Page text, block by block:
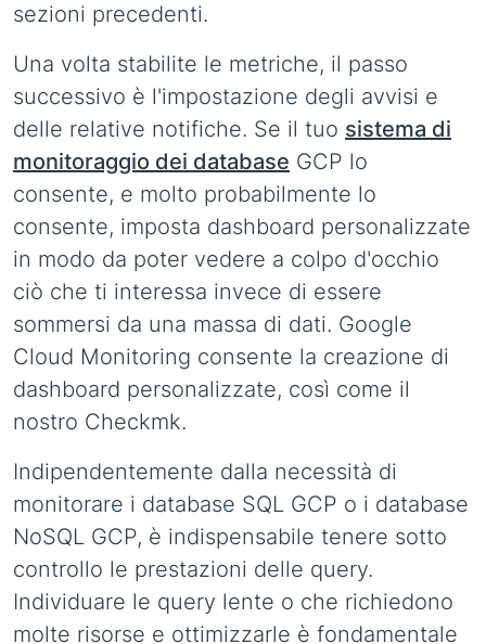
sezioni precedenti.
Una volta stabilite le metriche, il passo
successivo è l'impostazione degli avvisi e
delle relative notifiche. Se il tuo sistema di
monitoraggio dei database GCP lo
consente, e molto probabilmente lo
consente, imposta dashboard personalizzate
in modo da poter vedere a colpo d'occhio
ciò che ti interessa invece di essere
sommersi da una massa di dati. Google
Cloud Monitoring consente la creazione di
dashboard personalizzate, così come il
nostro Checkmk.
Indipendentemente dalla necessità di
monitorare i database SQL GCP o i database
NoSQL GCP, è indispensabile tenere sotto
controllo le prestazioni delle query.
Individuare le query lente o che richiedono
molte risorse e ottimizzarle è fondamentale